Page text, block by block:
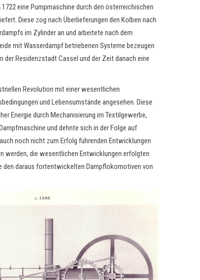
eine Pumpmaschine durch den österreichischen
Diese zog nach Überlieferungen den Kolben nach
im Zylinder an und arbeitete nach dem
mit Wasserdampf betriebenen Systeme bezeugen
Residenzstadt Cassel und der Zeit danach eine
Revolution mit einer wesentlichen
und Lebensumstände angesehen. Diese
Energie durch Mechanisierung im Textilgewerbe,
und dehnte sich in der Folge auf
noch nicht zum Erfolg führenden Entwicklungen
werden, die wesentlichen Entwicklungen erfolgten
den daraus fortentwickelten Dampflokomotiven von